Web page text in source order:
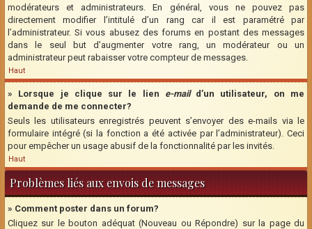
modérateurs et administrateurs. En général, vous ne pouvez pas
directement modifier l’intitulé d’un rang car il est paramétré par
l’administrateur. Si vous abusez des forums en postant des messages
dans le seul but d’augmenter votre rang, un modérateur ou un
administrateur peut rabaisser votre compteur de messages.
Haut
» Lorsque je clique sur le lien e-maild’un utilisateur, on me
demande de me connecter?
Seuls les utilisateurs enregistrés peuvent s’envoyer des e-mails via le
formulaire intégré (si la fonction a été activée par l’administrateur). Ceci
pour empêcher un usage abusif de la fonctionnalité par les invités.
Haut
Problèmes liés aux envois de messages
» Comment poster dans un forum?
Cliquez sur le bouton adéquat (Nouveau ou Répondre) sur la page du